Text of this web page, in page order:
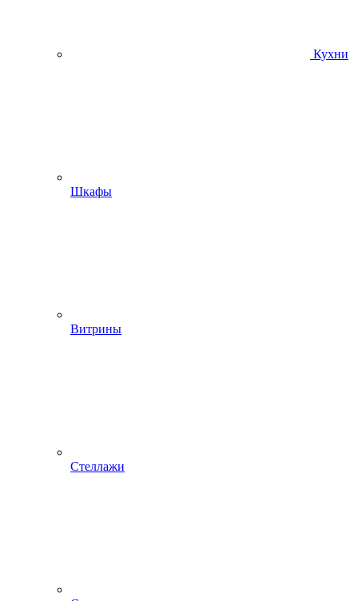
Кухни
Шкафы
Витрины
Стеллажи